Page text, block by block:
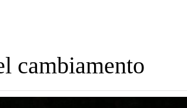
cambiamento